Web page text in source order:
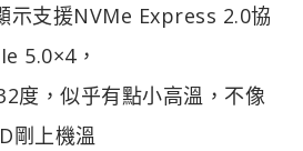
支援NVMe Express 2.0協
5.0×4，
度，似乎有點小高溫，不像
剛上機溫